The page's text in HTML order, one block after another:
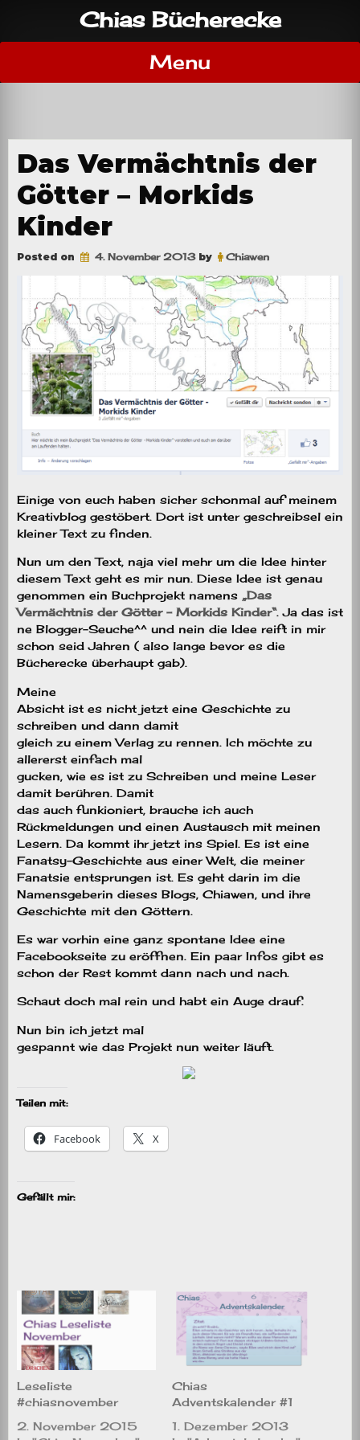
content
Chias Bücherecke
Menu
Das Vermächtnis der
Götter – Morkids
Kinder
Posted on 4. November 2013by Chiawen
Einige von euch haben sicher schonmal auf meinem
Kreativblog gestöbert. Dort ist unter geschreibsel ein
kleiner Text zu finden.
Nun um den Text, naja viel mehr um die Idee hinter
diesem Text geht es mir nun. Diese Idee ist genau
genommen ein Buchprojekt namens „Das
Vermächtnis der Götter – Morkids Kinder“. Ja das ist
ne Blogger-Seuche^^ und nein die Idee reift in mir
schon seid Jahren ( also lange bevor es die
Bücherecke überhaupt gab).
Meine
Absicht ist es nicht jetzt eine Geschichte zu
schreiben und dann damit
gleich zu einem Verlag zu rennen. Ich möchte zu
allererst einfach mal
gucken, wie es ist zu Schreiben und meine Leser
damit berühren. Damit
das auch funkioniert, brauche ich auch
Rückmeldungen und einen Austausch mit meinen
Lesern. Da kommt ihr jetzt ins Spiel. Es ist eine
Fanatsy-Geschichte aus einer Welt, die meiner
Fanatsie entsprungen ist. Es geht darin im die
Namensgeberin dieses Blogs, Chiawen, und ihre
Geschichte mit den Göttern.
Es war vorhin eine ganz spontane Idee eine
Facebookseite zu eröffnen. Ein paar Infos gibt es
schon der Rest kommt dann nach und nach.
Schaut doch mal rein und habt ein Auge drauf.
Nun bin ich jetzt mal
gespannt wie das Projekt nun weiter läuft.
Teilen mit:
Facebook X
Gefällt mir:
Leseliste
#chiasnovember
2. November 2015
Chias
Adventskalender #1
1. Dezember 2013